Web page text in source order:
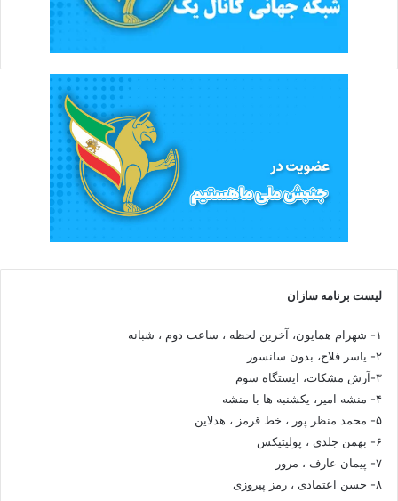
لیست برنامه سازان
۱- شهرام همایون، آخرین لحظه ، ساعت دوم ، شبانه
۲- یاسر فلاح، بدون سانسور
۳-آرش مشکات، ایستگاه سوم
۴- منشه امیر، یکشنبه ها با منشه
۵- محمد منظر پور ، خط قرمز ، هدلاین
۶- بهمن جلدی ، پولیتیکس
۷- پیمان عارف ، مرور
۸- حسن اعتمادی ، رمز پیروزی